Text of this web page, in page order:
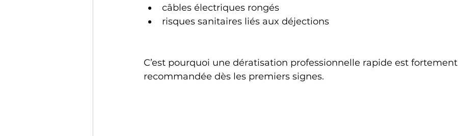
câbles électriques rongés
risques sanitaires liés aux déjections
C’est pourquoi une dératisation professionnelle rapide est fortement
recommandée dès les premiers signes.